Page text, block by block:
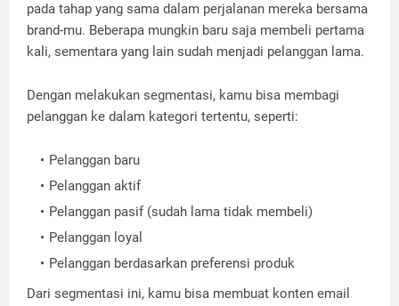
pada tahap yang sama dalam perjalanan mereka bersama
brand-mu. Beberapa mungkin baru saja membeli pertama
kali, sementara yang lain sudah menjadi pelanggan lama.
Dengan melakukan segmentasi, kamu bisa membagi
pelanggan ke dalam kategori tertentu, seperti:
Pelanggan baru
Pelanggan aktif
Pelanggan pasif (sudah lama tidak membeli)
Pelanggan loyal
Pelanggan berdasarkan preferensi produk
Dari segmentasi ini, kamu bisa membuat konten email